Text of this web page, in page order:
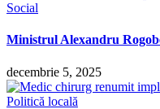
Social
Ministrul Alexandru
decembrie 5, 2025
Politică locală